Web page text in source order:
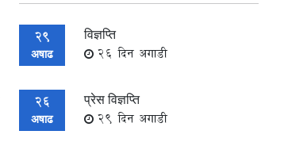
29
अषाढ
विज्ञप्ति
26 दिन अगाडी
26
अषाढ
प्रेस विज्ञप्ति
29 दिन अगाडी